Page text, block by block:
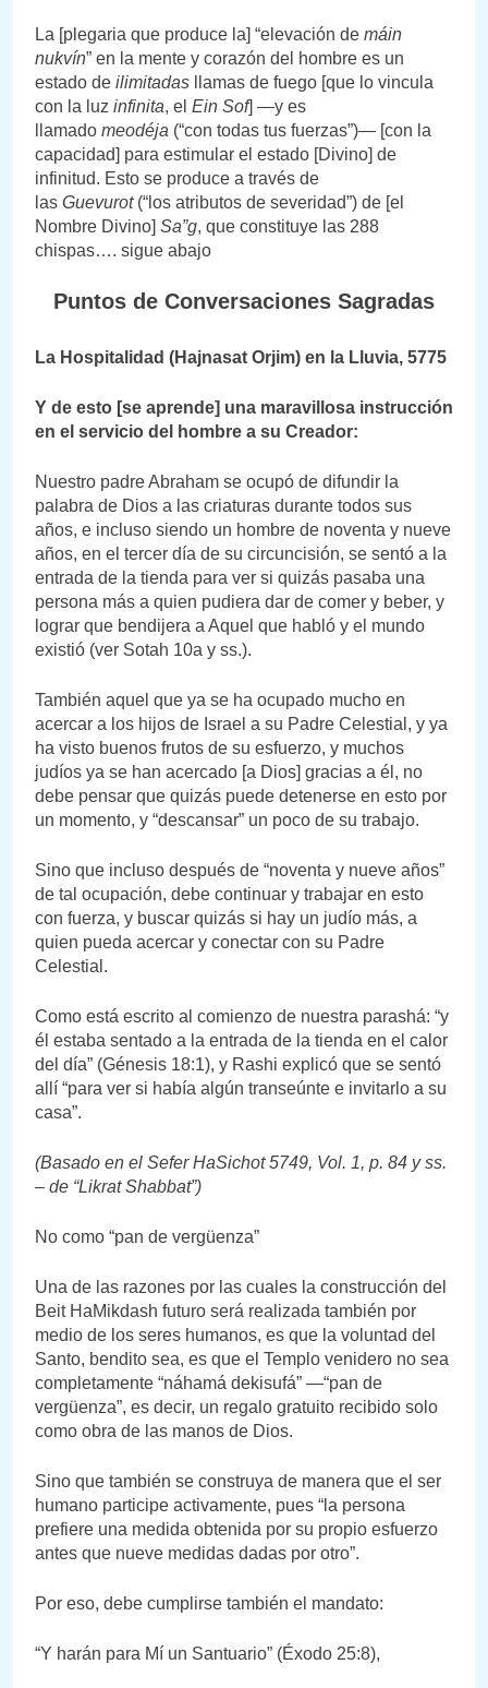
La [plegaria que produce la] “elevación de máin
nukvín” en la mente y corazón del hombre es un
estado de ilimitadas llamas de fuego [que lo vincula
con la luz infinita, el Ein Sof] —y es
llamado meodéja (“con todas tus fuerzas”)— [con la
capacidad] para estimular el estado [Divino] de
infinitud. Esto se produce a través de
las Guevurot(“los atributos de severidad”) de [el
Nombre Divino] Sa”g, que constituye las 288
chispas…. sigue abajo
Puntos de Conversaciones Sagradas
La Hospitalidad (Hajnasat Orjim) en la Lluvia, 5775
Y de esto [se aprende] una maravillosa instrucción
en el servicio del hombre a su Creador:
Nuestro padre Abraham se ocupó de difundir la
palabra de Dios a las criaturas durante todos sus
años, e incluso siendo un hombre de noventa y nueve
años, en el tercer día de su circuncisión, se sentó a la
entrada de la tienda para ver si quizás pasaba una
persona más a quien pudiera dar de comer y beber, y
lograr que bendijera a Aquel que habló y el mundo
existió (ver Sotah 10a y ss.).
También aquel que ya se ha ocupado mucho en
acercar a los hijos de Israel a su Padre Celestial, y ya
ha visto buenos frutos de su esfuerzo, y muchos
judíos ya se han acercado [a Dios] gracias a él, no
debe pensar que quizás puede detenerse en esto por
un momento, y “descansar” un poco de su trabajo.
Sino que incluso después de “noventa y nueve años”
de tal ocupación, debe continuar y trabajar en esto
con fuerza, y buscar quizás si hay un judío más, a
quien pueda acercar y conectar con su Padre
Celestial.
Como está escrito al comienzo de nuestra parashá: “y
él estaba sentado a la entrada de la tienda en el calor
del día” (Génesis 18:1), y Rashi explicó que se sentó
allí “para ver si había algún transeúnte e invitarlo a su
casa”.
(Basado en el Sefer HaSichot 5749, Vol. 1, p. 84 y ss.
– de “Likrat Shabbat”)
No como “pan de vergüenza”
Una de las razones por las cuales la construcción del
Beit HaMikdash futuro será realizada también por
medio de los seres humanos, es que la voluntad del
Santo, bendito sea, es que el Templo venidero no sea
completamente “náhamá dekisufá” —“pan de
vergüenza”, es decir, un regalo gratuito recibido solo
como obra de las manos de Dios.
Sino que también se construya de manera que el ser
humano participe activamente, pues “la persona
prefiere una medida obtenida por su propio esfuerzo
antes que nueve medidas dadas por otro”.
Por eso, debe cumplirse también el mandato:
“Y harán para Mí un Santuario” (Éxodo 25:8),